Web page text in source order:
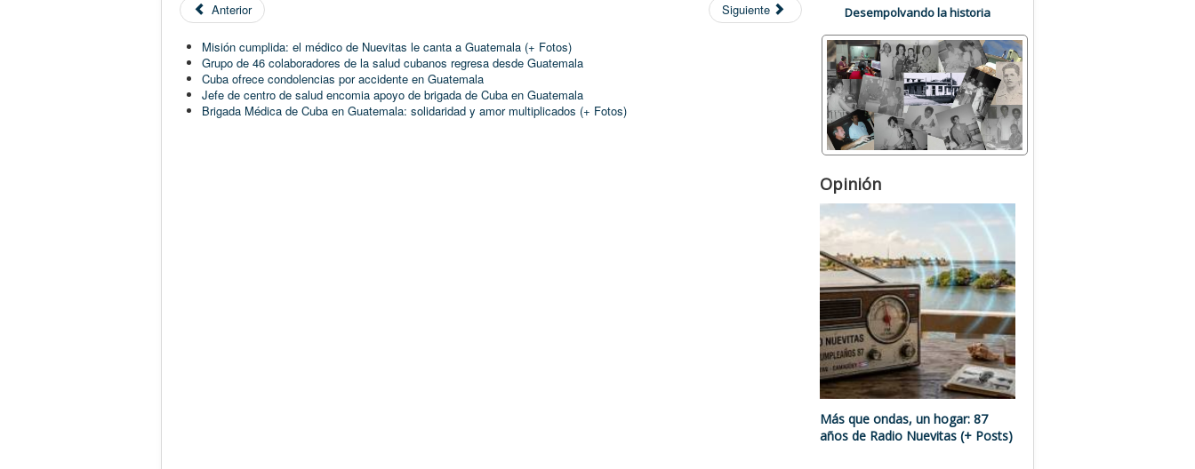
Anterior Siguiente
Misión cumplida: el médico de Nuevitas le canta a Guatemala (+ Fotos)
Grupo de 46 colaboradores de la salud cubanos regresa desde Guatemala
Cuba ofrece condolencias por accidente en Guatemala
Jefe de centro de salud encomia apoyo de brigada de Cuba en Guatemala
Brigada Médica de Cuba en Guatemala: solidaridad y amor multiplicados (+ Fotos)
Desempolvando la historia
Opinión
Más que ondas, un hogar: 87
años de Radio Nuevitas (+ Posts)